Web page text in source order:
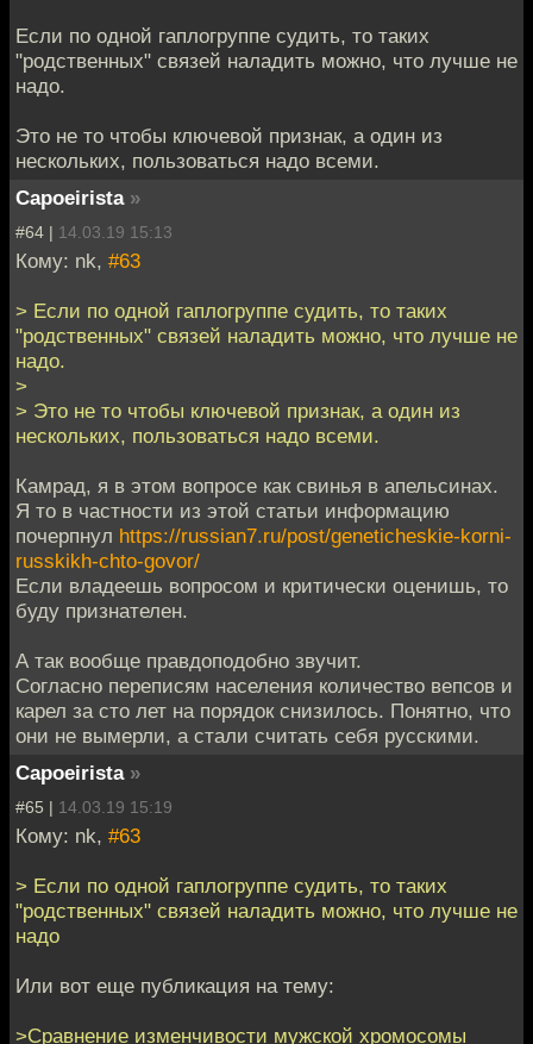
Если по одной гаплогруппе судить, то таких
"родственных" связей наладить можно, что лучше не
надо.
Это не то чтобы ключевой признак, а один из
нескольких, пользоваться надо всеми.
Capoeirista »
#64 | 14.03.19 15:13
Кому: nk, #63
> Если по одной гаплогруппе судить, то таких
"родственных" связей наладить можно, что лучше не
надо.
>
> Это не то чтобы ключевой признак, а один из
нескольких, пользоваться надо всеми.
Камрад, я в этом вопросе как свинья в апельсинах.
Я то в частности из этой статьи информацию
почерпнул https://russian7.ru/post/geneticheskie-korni-
russkikh-chto-govor/
Если владеешь вопросом и критически оценишь, то
буду признателен.
А так вообще правдоподобно звучит.
Согласно переписям населения количество вепсов и
карел за сто лет на порядок снизилось. Понятно, что
они не вымерли, а стали считать себя русскими.
Capoeirista »
#65 | 14.03.19 15:19
Кому: nk, #63
> Если по одной гаплогруппе судить, то таких
"родственных" связей наладить можно, что лучше не
надо
Или вот еще публикация на тему:
>Сравнение изменчивости мужской хромосомы